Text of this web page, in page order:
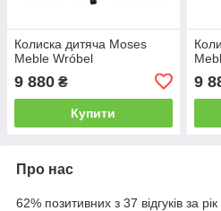
Колиска дитяча Moses
Meble Wróbel
9 880 ₴
Купити
9
Про нас
62% позитивних з 37 відгуків за рік